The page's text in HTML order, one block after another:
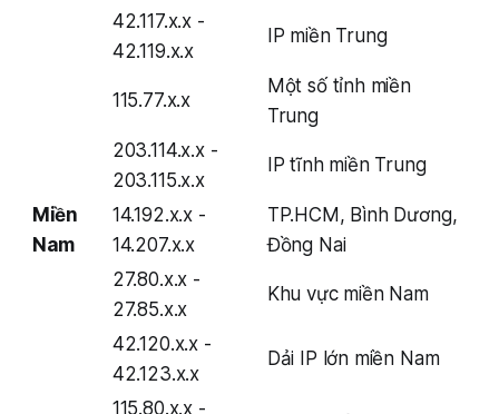
42.117.x.x -
42.119.x.x
IP miền Trung
115.77.x.x
Một số tỉnh miền
Trung
203.114.x.x -
203.115.x.x
IP tĩnh miền Trung
Miền
Nam
14.192.x.x -
14.207.x.x
TP.HCM, Bình Dương,
Đồng Nai
27.80.x.x -
27.85.x.x
Khu vực miền Nam
42.120.x.x -
42.123.x.x
Dải IP lớn miền Nam
115.80.x.x -